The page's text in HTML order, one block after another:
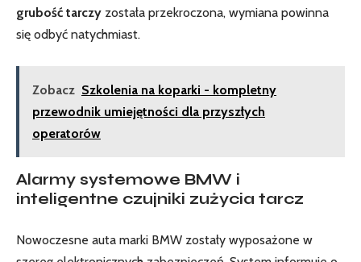
grubość tarczy została przekroczona, wymiana powinna
się odbyć natychmiast.
Zobacz Szkolenia na koparki - kompletny
przewodnik umiejętności dla przyszłych
operatorów
Alarmy systemowe BMW i
inteligentne czujniki zużycia tarcz
Nowoczesne auta marki BMW zostały wyposażone w